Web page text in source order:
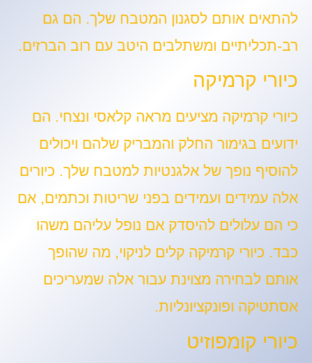
להתאים אותם לסגנון המטבח שלך. הם גם
רב-תכליתיים ומשתלבים היטב עם רוב הברזים.
כיורי קרמיקה
כיורי קרמיקה מציעים מראה קלאסי ונצחי. הם
ידועים בגימור החלק והמבריק שלהם ויכולים
להוסיף נופך של אלגנטיות למטבח שלך. כיורים
אלה עמידים ועמידים בפני שריטות וכתמים, אם
כי הם עלולים להיסדק אם נופל עליהם משהו
כבד. כיורי קרמיקה קלים לניקוי, מה שהופך
אותם לבחירה מצוינת עבור אלה שמעריכים
אסתטיקה ופונקציונליות.
כיורי קומפוזיט